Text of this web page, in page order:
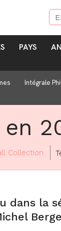
PAYS
Intégrale
Collection
dans la